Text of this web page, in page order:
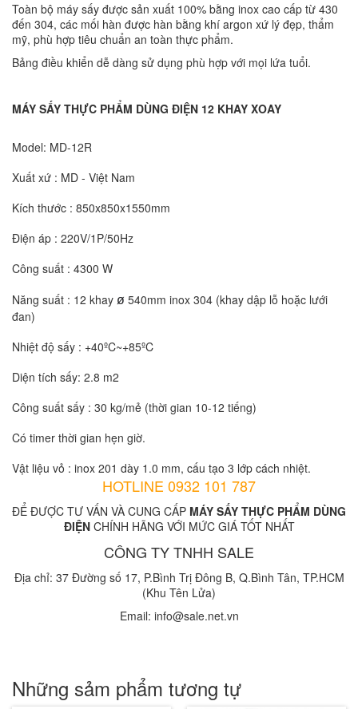
Toàn bộ máy sấy được sản xuất 100% bằng inox cao cấp từ 430
đến 304, các mối hàn được hàn bằng khí argon xứ lý đẹp, thẩm
mỹ, phù hợp tiêu chuẩn an toàn thực phẩm.
Bảng điều khiển dễ dàng sử dụng phù hợp với mọi lứa tuổi.
MÁY SẤY THỰC PHẨM DÙNG ĐIỆN 12 KHAY XOAY
Model: MD-12R
Xuất xứ : MD - Việt Nam
Kích thước : 850x850x1550mm
Điện áp : 220V/1P/50Hz
Công suất : 4300 W
Năng suất : 12 khay ø 540mm inox 304 (khay dập lỗ hoặc lưới
đan)
Nhiệt độ sấy : +40ºC~+85ºC
Diện tích sấy: 2.8 m2
Công suất sấy : 30 kg/mẻ (thời gian 10-12 tiếng)
Có timer thời gian hẹn giờ.
Vật liệu vỏ : inox 201 dày 1.0 mm, cấu tạo 3 lớp cách nhiệt.
HOTLINE 0932 101 787
ĐỂ ĐƯỢC TƯ VẤN VÀ CUNG CẤP MÁY SẤY THỰC PHẨM DÙNG
ĐIỆNCHÍNH HÃNG VỚI MỨC GIÁ TỐT NHẤT
CÔNG TY TNHH SALE
Địa chỉ: 37 Đường số 17, P.Bình Trị Đông B, Q.Bình Tân, TP.HCM
(Khu Tên Lửa)
Email: info@sale.net.vn
Những sảm phẩm tương tự